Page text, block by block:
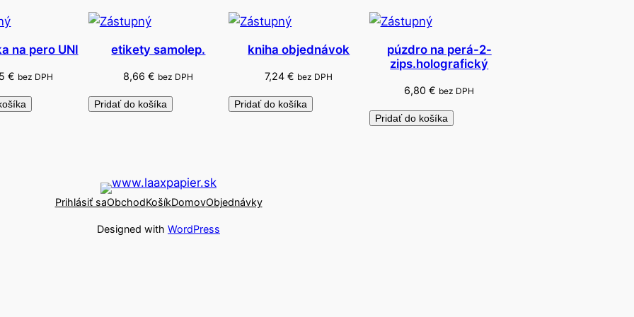
na pero UNI
€ bez DPH
etikety samolep.
8,66€ bez DPH
Pridať do košíka
kniha objednávok
7,24€ bez DPH
Pridať do košíka
púzdro na perá-2-
zips.holografický
6,80€ bez DPH
Pridať do košíka
Prihlásiť saObchodKošíkDomovObjednávky
Designed with WordPress